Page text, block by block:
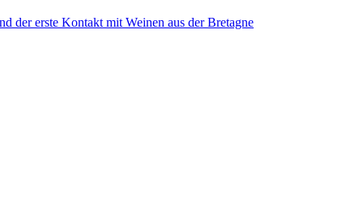
der erste Kontakt mit Weinen aus der Bretagne